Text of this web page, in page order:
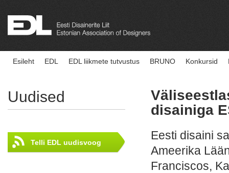
Esileht EDL EDL liikmete tutvustus BRUNO Konkursid
Uudised
Telli EDL uudisvoog
disainiga
Eesti disaini
Ameerika
Franciscos,